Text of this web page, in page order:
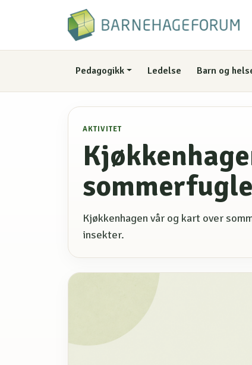
Pedagogikk Ledelse Barn og
AKTIVITET
Kjøkkenhagen vår og kart over
insekter.